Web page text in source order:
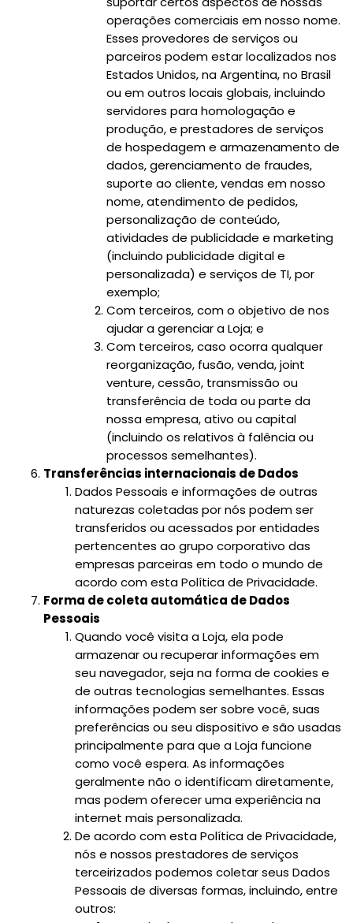
operações comerciais em nosso nome.
Esses provedores de serviços ou
parceiros podem estar localizados nos
Estados Unidos, na Argentina, no Brasil
ou em outros locais globais, incluindo
servidores para homologação e
produção, e prestadores de serviços
de hospedagem e armazenamento de
dados, gerenciamento de fraudes,
suporte ao cliente, vendas em nosso
nome, atendimento de pedidos,
personalização de conteúdo,
atividades de publicidade e marketing
(incluindo publicidade digital e
personalizada) e serviços de TI, por
exemplo;
Com terceiros, com o objetivo de nos
ajudar a gerenciar a Loja; e
Com terceiros, caso ocorra qualquer
reorganização, fusão, venda, joint
venture, cessão, transmissão ou
transferência de toda ou parte da
nossa empresa, ativo ou capital
(incluindo os relativos à falência ou
processos semelhantes).
Transferências internacionais de Dados
Dados Pessoais e informações de outras
naturezas coletadas por nós podem ser
transferidos ou acessados por entidades
pertencentes ao grupo corporativo das
empresas parceiras em todo o mundo de
acordo com esta Política de Privacidade.
Forma de coleta automática de Dados
Pessoais
Quando você visita a Loja, ela pode
armazenar ou recuperar informações em
seu navegador, seja na forma de cookies e
de outras tecnologias semelhantes. Essas
informações podem ser sobre você, suas
preferências ou seu dispositivo e são usadas
principalmente para que a Loja funcione
como você espera. As informações
geralmente não o identificam diretamente,
mas podem oferecer uma experiência na
internet mais personalizada.
De acordo com esta Política de Privacidade,
nós e nossos prestadores de serviços
terceirizados podemos coletar seus Dados
Pessoais de diversas formas, incluindo, entre
outros: